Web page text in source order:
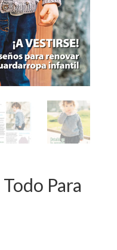
Para